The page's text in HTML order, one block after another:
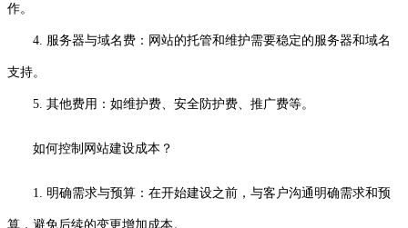
作。
4. 服务器与域名费：网站的托管和维护需要稳定的服务器和域名
支持。
5. 其他费用：如维护费、安全防护费、推广费等。
如何控制网站建设成本？
1. 明确需求与预算：在开始建设之前，与客户沟通明确需求和预
算，避免后续的变更增加成本。